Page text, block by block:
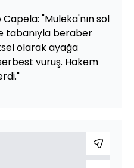
"Muleka'nın sol
tabanıyla beraber
olarak ayağa
vuruş. Hakem